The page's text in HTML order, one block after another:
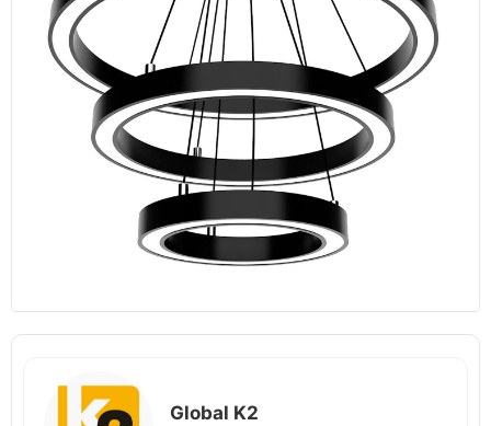
Global K2